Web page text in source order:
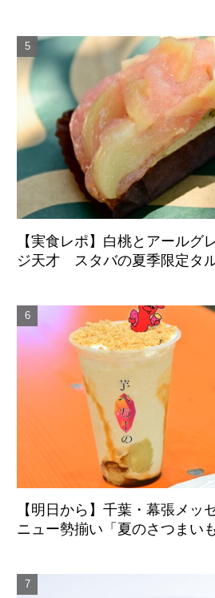
【実食レポ】白桃とアールグ
ジ天才 スタバの夏季限定タ
【明日から】千葉・幕張メッ
ニュー勢揃い「夏のさつまい